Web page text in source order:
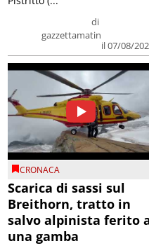
di
gazzettamatin
il 07/08/
CRONACA
Scarica di sassi sul
Breithorn, tratto in
salvo alpinista ferito
una gamba